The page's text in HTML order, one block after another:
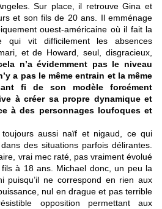
Sur place, il retrouve Gina et
et son fils de 20 ans. Il emménage
ouest-américaine où il fait la
qui vit difficilement les absences
et de Howard, seul, disgracieux,
n’a évidemment pas le niveau
a pas le même entrain et la même
fi de son modèle forcément
à créer sa propre dynamique et
à des personnages loufoques et
aussi naïf et nigaud, ce qui
des situations parfois délirantes.
vrai mec raté, pas vraiment évolué
à 18 ans. Michael donc, un peu la
puisqu’il ne correspond en rien aux
nul en drague et pas terrible
opposition permettant aux